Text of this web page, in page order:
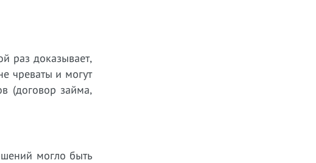
раз доказывает,
чреваты и могут
(договор займа,
могло быть